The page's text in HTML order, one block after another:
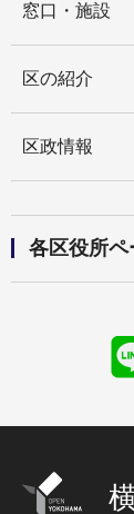
窓口・施設
区の紹介
区政情報
各区役所ペ